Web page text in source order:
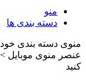
منو
دسته بندی ها
منوی دسته بندی
عنصر منوی موبایل
کنید